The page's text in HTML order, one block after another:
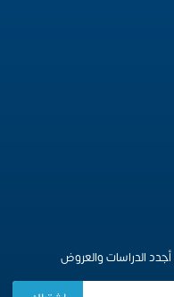
الدراسات والعروض